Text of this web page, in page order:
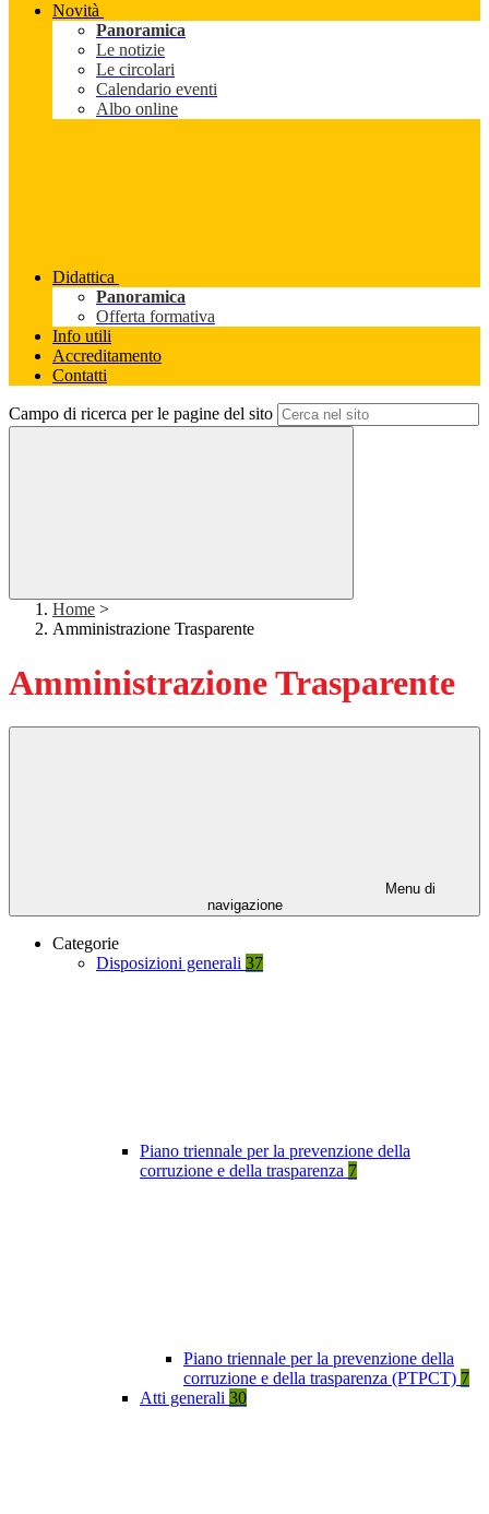
Novità
Panoramica
Le notizie
Le circolari
Calendario eventi
Albo online
Didattica
Panoramica
Offerta formativa
Info utili
Accreditamento
Contatti
Campo di ricerca per le pagine del sito
Home >
Amministrazione Trasparente
Amministrazione Trasparente
Menu di
navigazione
Categorie
Disposizioni generali 37
Piano triennale per la prevenzione della
corruzione e della trasparenza 7
Piano triennale per la prevenzione della
corruzione e della trasparenza (PTPCT) 7
Atti generali 30